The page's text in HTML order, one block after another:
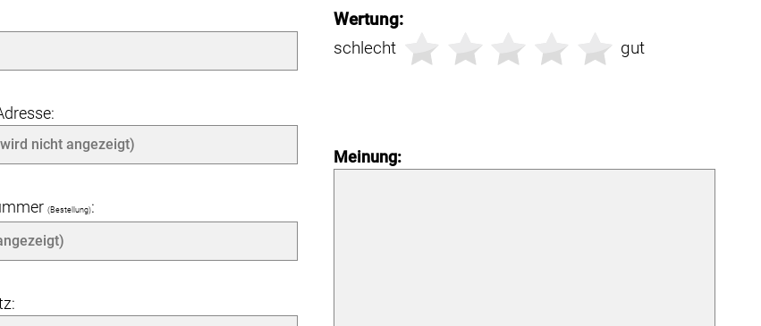
Wertung:
schlecht
gut
Meinung:
(Bestellung):